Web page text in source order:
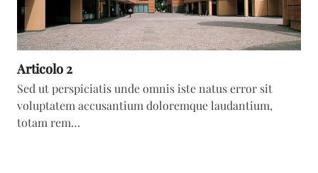
Articolo 2
Sed ut perspiciatis unde omnis iste natus error sit
voluptatem accusantium doloremque laudantium,
totam rem…